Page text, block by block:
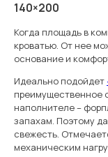
140×200
Когда площадь в
кроватью. От нее
основание и
Идеально подойдет
преимущественное
наполнителе –
запахам. Поэтому
свежесть.
механическим